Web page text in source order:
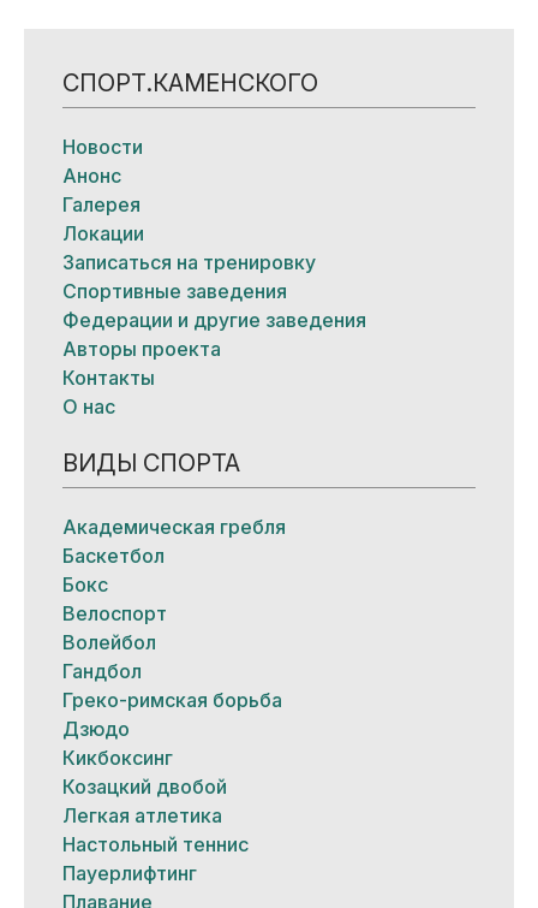
СПОРТ.КАМЕНСКОГО
Новости
Анонс
Галерея
Локации
Записаться на тренировку
Спортивные заведения
Федерации и другие заведения
Авторы проекта
Контакты
О нас
ВИДЫ СПОРТА
Академическая гребля
Баскетбол
Бокс
Велоспорт
Волейбол
Гандбол
Греко-римская борьба
Дзюдо
Кикбоксинг
Козацкий двобой
Легкая атлетика
Настольный теннис
Пауерлифтинг
Плавание